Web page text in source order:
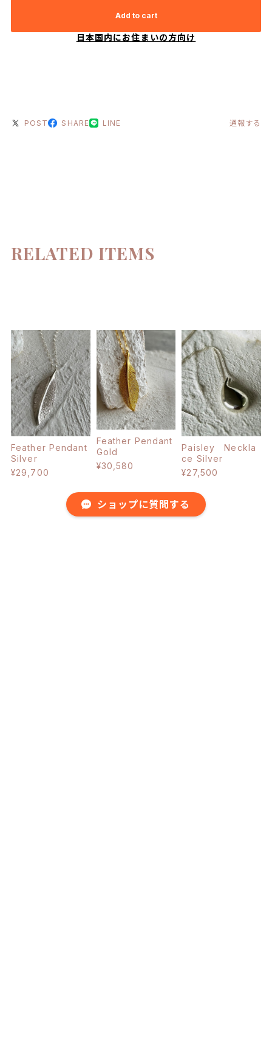
Add to cart
日本国内にお住まいの方向け
POST SHARE LINE 通報する
RELATED ITEMS
Feather Pendant
Silver
¥29,700
Feather Pendant
Gold
¥30,580
Paisley Neckla
ce Silver
¥27,500
ショップに質問する